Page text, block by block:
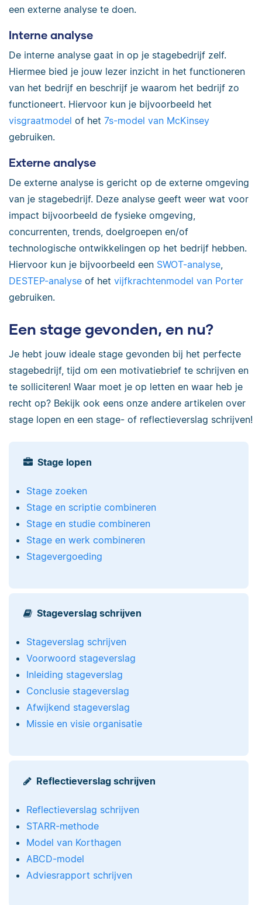
een externe analyse te doen.
Interne analyse
De interne analyse gaat in op je stagebedrijf zelf.
Hiermee bied je jouw lezer inzicht in het functioneren
van het bedrijf en beschrijf je waarom het bedrijf zo
functioneert. Hiervoor kun je bijvoorbeeld het
visgraatmodel of het 7s-model van McKinsey
gebruiken.
Externe analyse
De externe analyse is gericht op de externe omgeving
van je stagebedrijf. Deze analyse geeft weer wat voor
impact bijvoorbeeld de fysieke omgeving,
concurrenten, trends, doelgroepen en/of
technologische ontwikkelingen op het bedrijf hebben.
Hiervoor kun je bijvoorbeeld een SWOT-analyse
DESTEP-analyse of het vijfkrachtenmodel van Porter
gebruiken.
Een stage gevonden, en nu?
Je hebt jouw ideale stage gevonden bij het perfecte
stagebedrijf, tijd om een motivatiebrief te schrijven en
te solliciteren! Waar moet je op letten en waar heb je
recht op? Bekijk ook eens onze andere artikelen over
stage lopen en een stage- of reflectieverslag schrijven!
Stage lopen
Stage zoeken
Stage en scriptie combineren
Stage en studie combineren
Stage en werk combineren
Stagevergoeding
Stageverslag schrijven
Stageverslag schrijven
Voorwoord stageverslag
Inleiding stageverslag
Conclusie stageverslag
Afwijkend stageverslag
Missie en visie organisatie
Reflectieverslag schrijven
Reflectieverslag schrijven
STARR-methode
Model van Korthagen
ABCD-model
Adviesrapport schrijven